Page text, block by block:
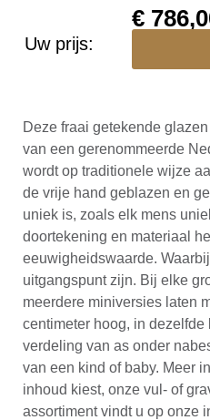
Uw prijs:
€
Deze fraai getekende
van een gerenommeerde
wordt op traditionele wijze
de vrije hand geblazen en
uniek is, zoals elk mens
doortekening en materiaal
eeuwigheidswaarde.
uitgangspunt zijn. Bij elke
meerdere miniversies laten
centimeter hoog, in
verdeling van as onder
van een kind of baby. Meer
inhoud kiest, onze vul- of
assortiment vindt u op onze